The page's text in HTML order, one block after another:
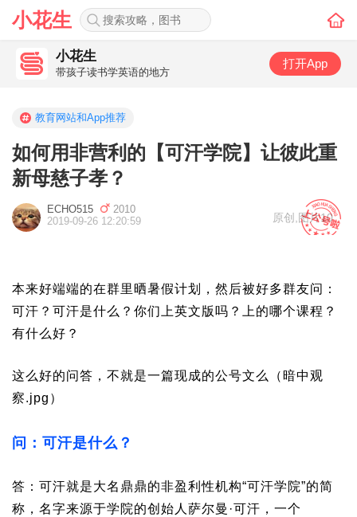
小花生
小花生
带孩子读书学英语的地方
打开App
教育网站和App推荐
如何用非营利的【可汗学院】让彼此重
新母慈子孝？
ECHO515
2010
2019-09-26 12:20:59
原创 图片10
本来好端端的在群里晒暑假计划，然后被好多群友问：
可汗？可汗是什么？你们上英文版吗？上的哪个课程？
有什么好？
这么好的问答，不就是一篇现成的公号文么（暗中观
察.jpg）
问：可汗是什么？
答：可汗就是大名鼎鼎的非盈利性机构“可汗学院”的简
称，名字来源于学院的创始人萨尔曼·可汗，一个